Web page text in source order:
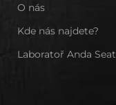
O nás
Kde nás najdete?
Laboratoř Anda Seat